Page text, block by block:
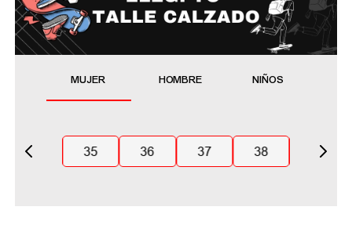
MUJER HOMBRE NIÑOS
35 36 37 38